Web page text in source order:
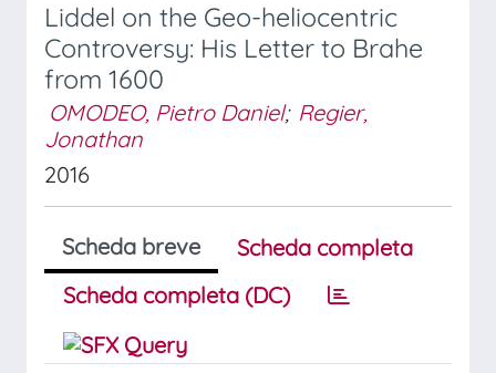
Liddel on the Geo-heliocentric
Controversy: His Letter to Brahe
from 1600
OMODEO, Pietro Daniel; Regier,
Jonathan
2016
Scheda breve
Scheda completa
Scheda completa (DC)